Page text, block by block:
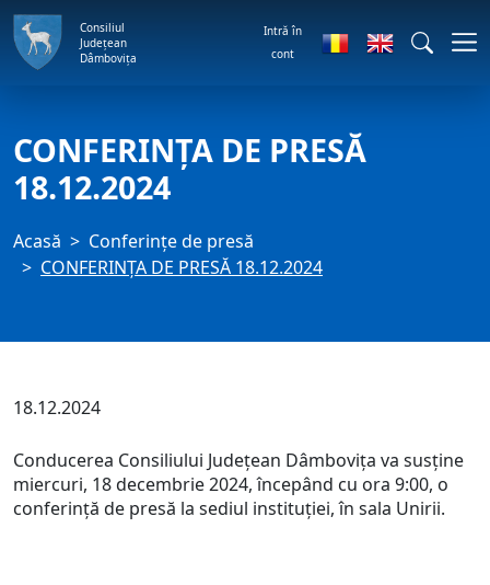
Consiliul
Județean
Dâmbovița
Intră în
cont
CONFERINȚA DE PRESĂ
18.12.2024
Acasă
Conferințe de presă
CONFERINȚA DE PRESĂ 18.12.2024
18.12.2024
Conducerea Consiliului Județean Dâmbovița va susține
miercuri, 18 decembrie 2024, începând cu ora 9:00, o
conferință de presă la sediul instituției, în sala Unirii.